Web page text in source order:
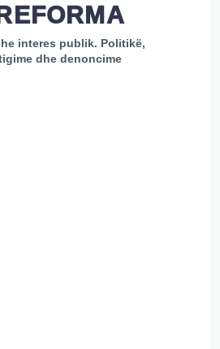
interes publik. Politikë,
dhe denoncime